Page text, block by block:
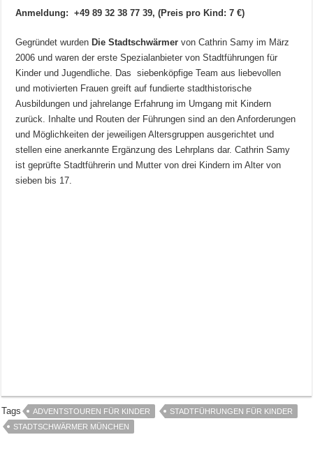
Anmeldung: +49 89 32 38 77 39,(Preis pro Kind: 7 €)
Gegründet wurdenDie Stadtschwärmer von Cathrin Samy im März
2006 und waren der erste Spezialanbieter von Stadtführungen für
Kinder und Jugendliche. Das siebenköpfige Team aus liebevollen
und motivierten Frauen greift auf fundierte stadthistorische
Ausbildungen und jahrelange Erfahrung im Umgang mit Kindern
zurück. Inhalte und Routen der Führungen sind an den Anforderungen
und Möglichkeiten der jeweiligen Altersgruppen ausgerichtet und
stellen eine anerkannte Ergänzung des Lehrplans dar. Cathrin Samy
ist geprüfte Stadtführerin und Mutter von drei Kindern im Alter von
sieben bis 17.
Tags ADVENTSTOUREN FÜR KINDER
STADTFÜHRUNGEN FÜR KINDER
STADTSCHWÄRMER MÜNCHEN